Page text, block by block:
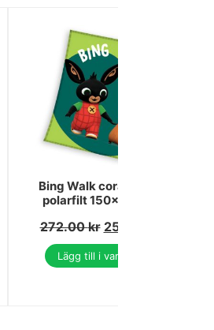
Bing Walk coral fleece
polarfilt 150x200 cm
272.00kr 258.00
Lägg till i varukorg